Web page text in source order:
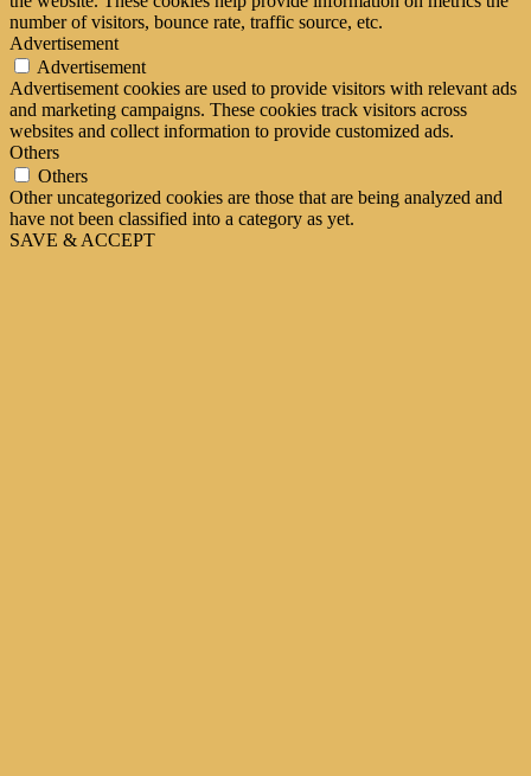
number of visitors, bounce rate, traffic source, etc.
Advertisement
Advertisement
Advertisement cookies are used to provide visitors with relevant ads
and marketing campaigns. These cookies track visitors across
websites and collect information to provide customized ads.
Others
Others
Other uncategorized cookies are those that are being analyzed and
have not been classified into a category as yet.
SAVE & ACCEPT